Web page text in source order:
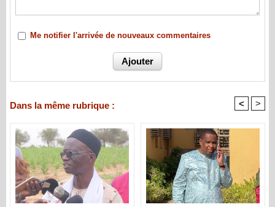
Me notifier l'arrivée de nouveaux commentaires
Dans la même rubrique : < >